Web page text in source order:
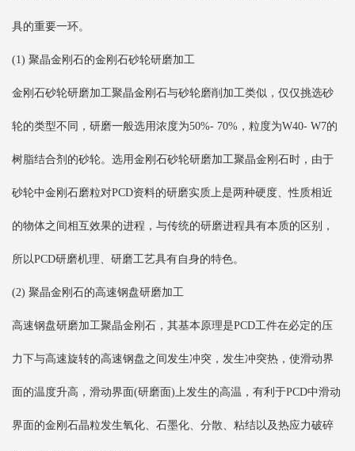
具的重要一环。
(1) 聚晶金刚石的金刚石砂轮研磨加工
金刚石砂轮研磨加工聚晶金刚石与砂轮磨削加工类似，仅仅挑选砂
轮的类型不同，研磨一般选用浓度为50%- 70%，粒度为W40- W7的
树脂结合剂的砂轮。选用金刚石砂轮研磨加工聚晶金刚石时，由于
砂轮中金刚石磨粒对PCD资料的研磨实质上是两种硬度、性质相近
的物体之间相互效果的进程，与传统的研磨进程具有本质的区别，
所以PCD研磨机理、研磨工艺具有自身的特色。
(2) 聚晶金刚石的高速钢盘研磨加工
高速钢盘研磨加工聚晶金刚石，其基本原理是PCD工件在必定的压
力下与高速旋转的高速钢盘之间发生冲突，发生冲突热，使滑动界
面的温度升高，滑动界面(研磨面)上发生的高温，有利于PCD中滑动
界面的金刚石晶粒发生氧化、石墨化、分散、粘结以及热应力破碎